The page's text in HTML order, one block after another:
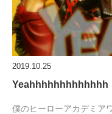
2019.10.25
Yeahhhhhhhhhhhhh
僕のヒーローアカデミア